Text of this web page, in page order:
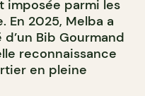
imposée parmi les
En 2025, Melba a
Bib Gourmand
reconnaissance
en pleine